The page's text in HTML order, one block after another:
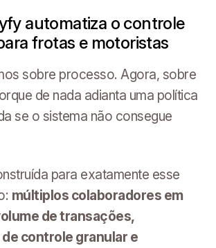
automatiza o controle
frotas e motoristas
sobre processo. Agora, sobre
de nada adianta uma política
se o sistema não consegue
para exatamente esse
múltiplos colaboradores em
de transações,
controle granular e